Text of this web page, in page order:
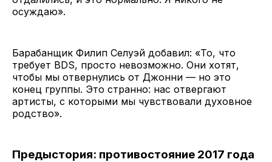
осуждаю».
Барабанщик Филип Селуэй добавил: «То, что
требует BDS, просто невозможно. Они хотят,
чтобы мы отвернулись от Джонни — но это
конец группы. Это странно: нас отвергают
артисты, с которыми мы чувствовали духовное
родство».
Предыстория: противостояние 2017 года